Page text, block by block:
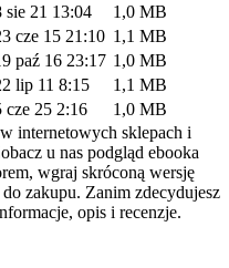
sie 21 13:04
1,0 MB
cze 15 21:10 1,1 MB
paź 16 23:17 1,0 MB
lip 11 8:15
1,1 MB
cze 25 2:16
1,0 MB
internetowych sklepach i
u nas podgląd ebooka
wgraj skróconą wersję
zakupu. Zanim zdecydujesz
opis i recenzje.